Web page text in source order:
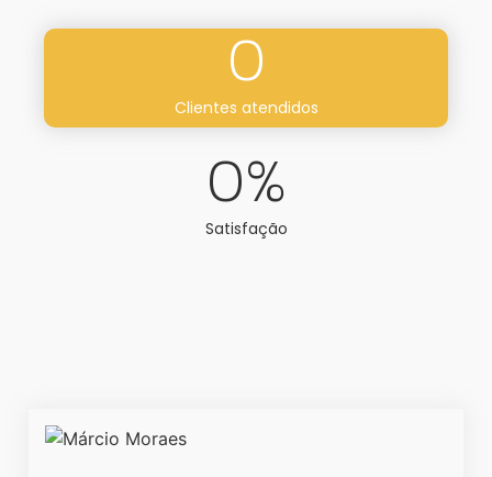
Clientes atendidos
0
Satisfação
0%